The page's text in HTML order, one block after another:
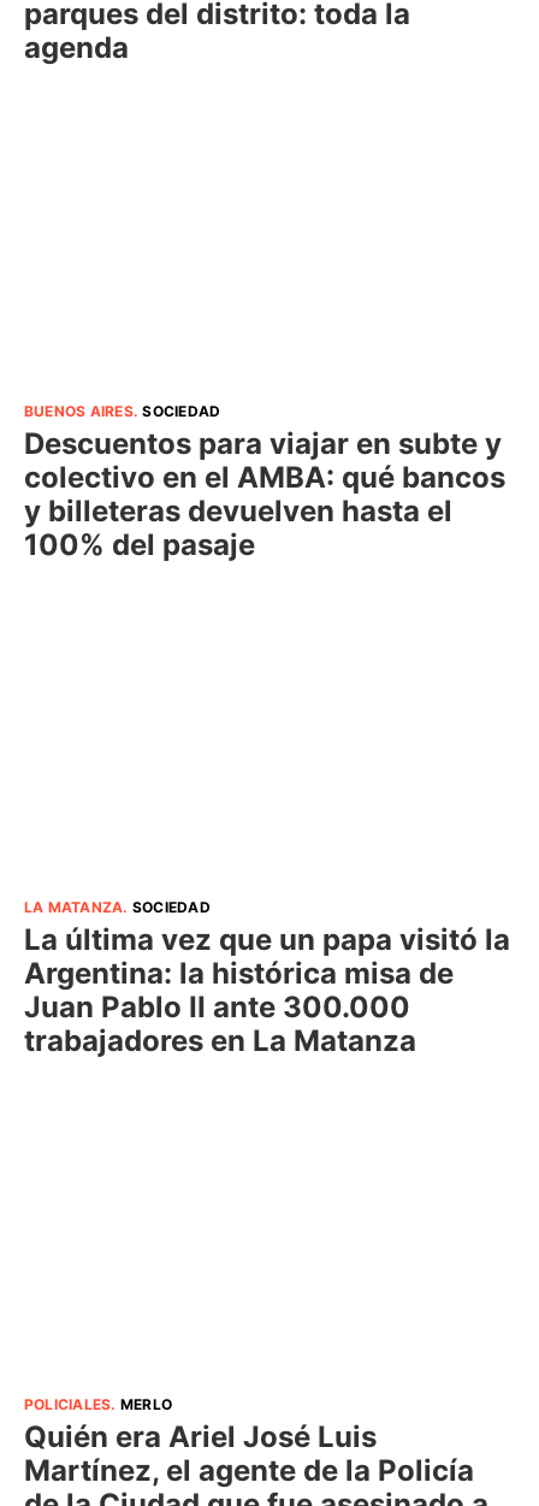
parques del distrito: toda la
agenda
BUENOS AIRES.SOCIEDAD
Descuentos para viajar en subte y
colectivo en el AMBA: qué bancos
y billeteras devuelven hasta el
100% del pasaje
LA MATANZA. SOCIEDAD
La última vez que un papa visitó la
Argentina: la histórica misa de
Juan Pablo II ante 300.000
trabajadores en La Matanza
POLICIALES. MERLO
Quién era Ariel José Luis
Martínez, el agente de la Policía